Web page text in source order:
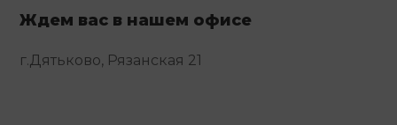
Ждем вас в нашем офисе
г.Дятьково, Рязанская 21